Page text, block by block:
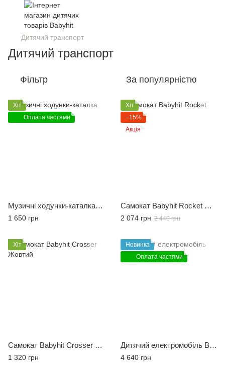
Дитячий транспорт
Дитячий транспорт
Фільтр За популярністю
Хіт
Оплата частями
Музичні ходунки-каталка Playgro Цуценя
1 650 грн
Хіт
−15%
Акція
Самокат Babyhit Rocket Синій
2 074 грн 2 440 грн
Хіт
Самокат Babyhit Crosser Жовтий
1 320 грн
Новинка
Оплата частями
Дитячий електромобіль BRJ-5189 red
4 640 грн